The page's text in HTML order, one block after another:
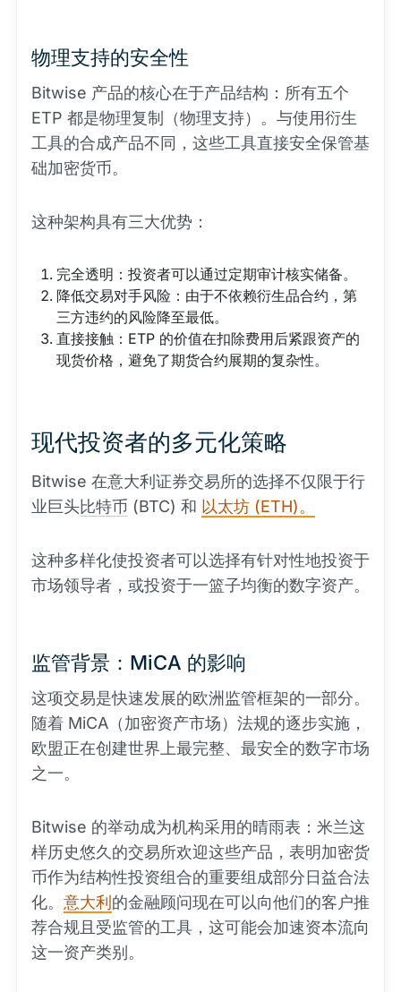
物理支持的安全性
Bitwise 产品的核心在于产品结构：所有五个
ETP 都是物理复制（物理支持）。与使用衍生
工具的合成产品不同，这些工具直接安全保管基
础加密货币。
这种架构具有三大优势：
完全透明：投资者可以通过定期审计核实储备。
降低交易对手风险：由于不依赖衍生品合约，第
三方违约的风险降至最低。
直接接触：ETP 的价值在扣除费用后紧跟资产的
现货价格，避免了期货合约展期的复杂性。
现代投资者的多元化策略
Bitwise 在意大利证券交易所的选择不仅限于行
业巨头比特币 (BTC) 和 以太坊 (ETH)。
这种多样化使投资者可以选择有针对性地投资于
市场领导者，或投资于一篮子均衡的数字资产。
监管背景：MiCA 的影响
这项交易是快速发展的欧洲监管框架的一部分。
随着 MiCA（加密资产市场）法规的逐步实施，
欧盟正在创建世界上最完整、最安全的数字市场
之一。
Bitwise 的举动成为机构采用的晴雨表：米兰这
样历史悠久的交易所欢迎这些产品，表明加密货
币作为结构性投资组合的重要组成部分日益合法
化。 意大利 的金融顾问现在可以向他们的客户推
荐合规且受监管的工具，这可能会加速资本流向
这一资产类别。